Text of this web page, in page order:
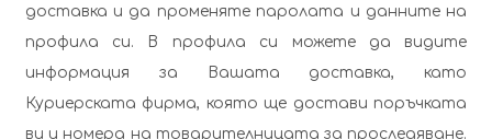
доставка и да променяте паролата и данните на
профила си. В профила си можете да видите
информация за Вашата доставка, като
Куриерската фирма, която ще достави поръчката
ви и номера на товарителницата за проследяване.